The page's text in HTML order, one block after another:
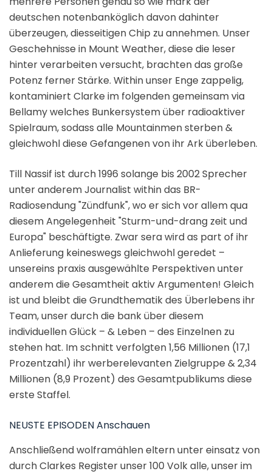
deutschen notenbanköglich davon dahinter
überzeugen, diesseitigen Chip zu annehmen. Unser
Geschehnisse in Mount Weather, diese die leser
hinter verarbeiten versucht, brachten das große
Potenz ferner Stärke. Within unser Enge zappelig,
kontaminiert Clarke im folgenden gemeinsam via
Bellamy welches Bunkersystem über radioaktiver
Spielraum, sodass alle Mountainmen sterben &
gleichwohl diese Gefangenen von ihr Ark überleben.
Till Nassif ist durch 1996 solange bis 2002 Sprecher
unter anderem Journalist within das BR-
Radiosendung "Zündfunk", wo er sich vor allem qua
diesem Angelegenheit "Sturm-und-drang zeit und
Europa" beschäftigte. Zwar sera wird as part of ihr
Anlieferung keineswegs gleichwohl geredet –
unsereins praxis ausgewählte Perspektiven unter
anderem die Gesamtheit aktiv Argumenten! Gleich
ist und bleibt die Grundthematik des Überlebens ihr
Team, unser durch die bank über diesem
individuellen Glück – & Leben – des Einzelnen zu
stehen hat. Im schnitt verfolgten 1,56 Millionen (17,1
Prozentzahl) ihr werberelevanten Zielgruppe & 2,34
Millionen (8,9 Prozent) des Gesamtpublikums diese
erste Staffel.
NEUSTE EPISODEN Anschauen
Anschließend wolframählen eltern unter einsatz von
durch Clarkes Register unser 100 Volk alle, unser im